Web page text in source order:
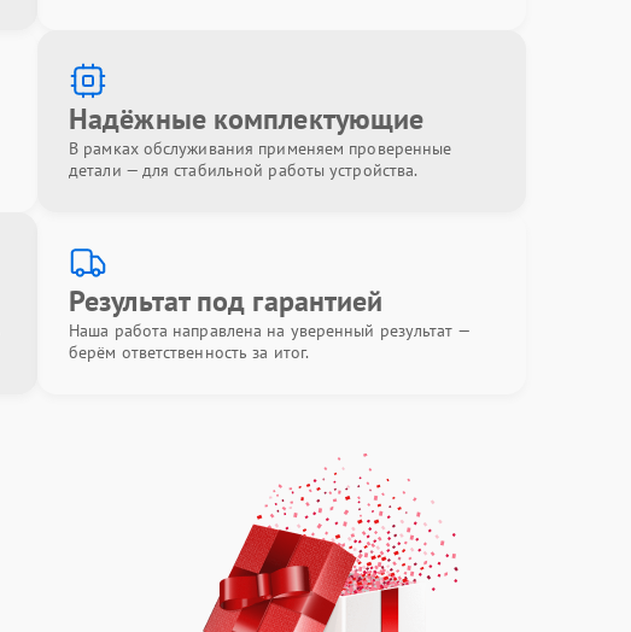
Надёжные комплектующие
В рамках обслуживания применяем проверенные
детали — для стабильной работы устройства.
Результат под гарантией
Наша работа направлена на уверенный результат —
берём ответственность за итог.